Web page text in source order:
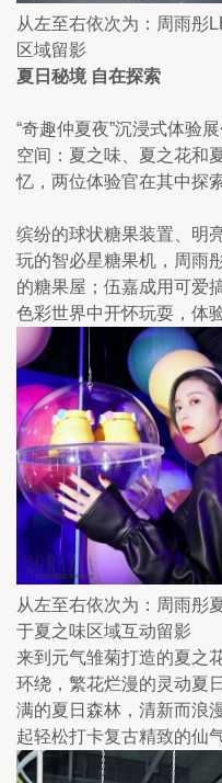
从左至右依次为：周雨彤
区域留影
夏日秘境 自在探索
“奇趣仲夏夜”沉浸式体验
空间：夏之味、夏之花和
忆，两位体验官在其中探
缤纷的球状糖果装置、明
玩的智必星糖果机，周雨
的糖果屋；伍嘉成用可爱
色彩世界中开怀玩耍，体
从左至右依次为：周雨彤
于夏之味区域互动留影
来到元气雏菊打造的夏之
环绕，繁花烂漫的灵动夏
满的夏日森林，清新而浪
起轻松打卡复古精致的仙